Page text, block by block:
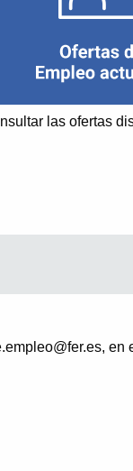
las ofertas
en